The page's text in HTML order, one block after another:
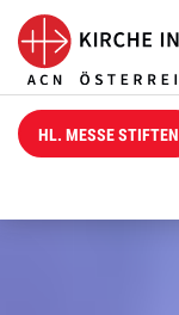
HL. MESSE STIFTEN